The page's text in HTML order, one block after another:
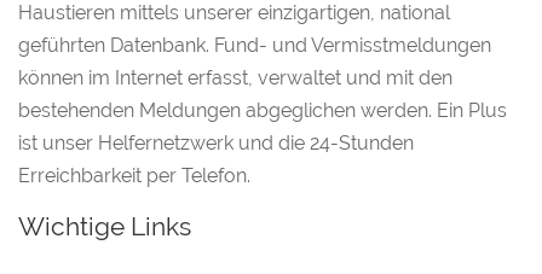
Haustieren mittels unserer einzigartigen, national
geführten Datenbank. Fund- und Vermisstmeldungen
können im Internet erfasst, verwaltet und mit den
bestehenden Meldungen abgeglichen werden. Ein Plus
ist unser Helfernetzwerk und die 24-Stunden
Erreichbarkeit per Telefon.
Wichtige Links